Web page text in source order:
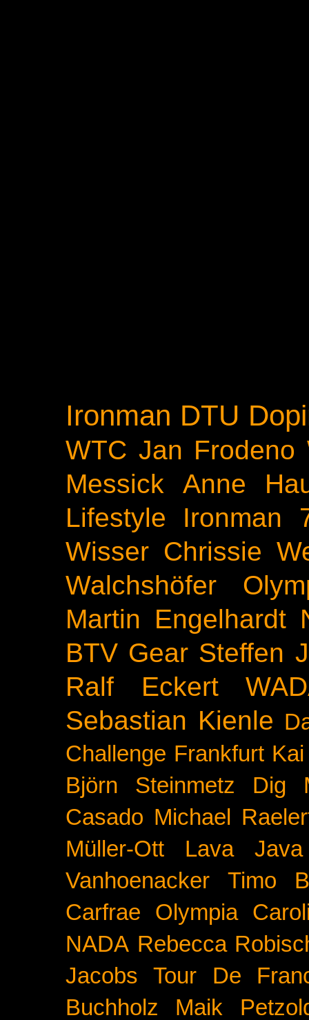
Ironman DTU
WTC Jan Frodeno
Messick
Anne
Lifestyle
Ironman
Wisser Chrissie
Walchshöfer
Martin Engelhardt
BTV Gear Steffen
Ralf Eckert
Sebastian Kienle
Challenge Frankfurt
Björn Steinmetz
Dig
Casado Michael
Müller-Ott
Lava Java
Vanhoenacker
Timo
Carfrae
Olympia
NADA Rebecca
Jacobs
Tour De
Buchholz
Maik